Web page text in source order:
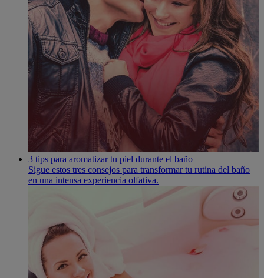
3 tips para aromatizar tu piel durante el baño
Sigue estos tres consejos para transformar tu rutina del baño
en una intensa experiencia olfativa.